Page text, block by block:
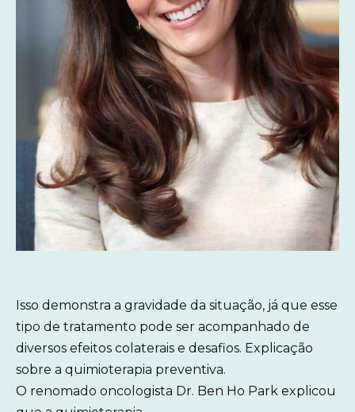
Isso demonstra a gravidade da situação, já que esse
tipo de tratamento pode ser acompanhado de
diversos efeitos colaterais e desafios. Explicação
sobre a quimioterapia preventiva.
O renomado oncologista Dr. Ben Ho Park explicou